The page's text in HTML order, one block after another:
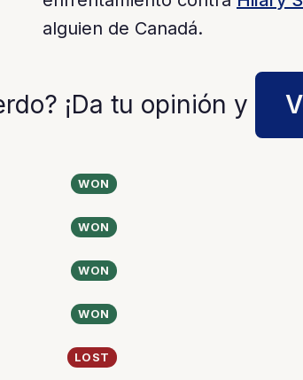
alguien de Canadá.
¡Da tu opinión y
WON
WON
WON
WON
LOST